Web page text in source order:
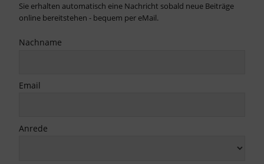
Sie erhalten automatisch eine Nachricht sobald neue Beiträge
online bereitstehen - bequem per eMail.
Nachname
Email
Anrede